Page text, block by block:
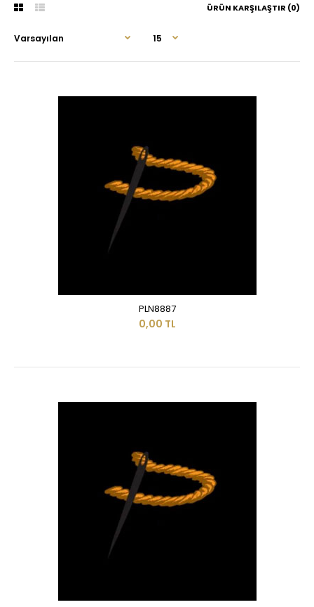
ÜRÜN KARŞILAŞTIR (0)
PLN8887
0,00 TL